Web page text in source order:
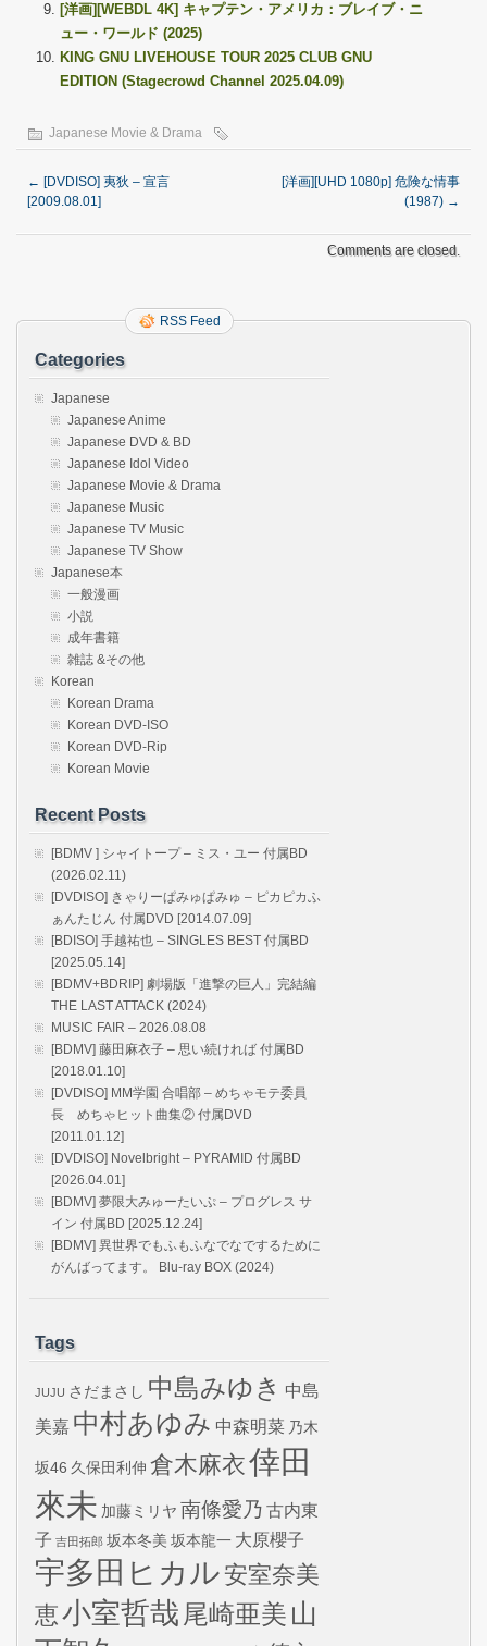
[洋画][WEBDL 4K] キャプテン・アメリカ：ブレイブ・ニ
ュー・ワールド (2025)
KING GNU LIVEHOUSE TOUR 2025 CLUB GNU
EDITION (Stagecrowd Channel 2025.04.09)
Japanese Movie & Drama
← [DVDISO] 夷狄 – 宣言
[2009.08.01]
[洋画][UHD 1080p] 危険な情事
(1987) →
Comments are closed.
RSS Feed
Categories
Japanese
Japanese Anime
Japanese DVD & BD
Japanese Idol Video
Japanese Movie & Drama
Japanese Music
Japanese TV Music
Japanese TV Show
Japanese本
一般漫画
小説
成年書籍
雑誌 &その他
Korean
Korean Drama
Korean DVD-ISO
Korean DVD-Rip
Korean Movie
Recent Posts
[BDMV ] シャイトープ – ミス・ユー 付属BD
(2026.02.11)
[DVDISO] きゃりーぱみゅぱみゅ – ピカピカふ
ぁんたじん 付属DVD [2014.07.09]
[BDISO] 手越祐也 – SINGLES BEST 付属BD
[2025.05.14]
[BDMV+BDRIP] 劇場版「進撃の巨人」完結編
THE LAST ATTACK (2024)
MUSIC FAIR – 2026.08.08
[BDMV] 藤田麻衣子 – 思い続ければ 付属BD
[2018.01.10]
[DVDISO] MM学園 合唱部 – めちゃモテ委員
長 めちゃヒット曲集② 付属DVD
[2011.01.12]
[DVDISO] Novelbright – PYRAMID 付属BD
[2026.04.01]
[BDMV] 夢限大みゅーたいぷ – プログレス サ
イン 付属BD [2025.12.24]
[BDMV] 異世界でもふもふなでなでするために
がんばってます。 Blu-ray BOX (2024)
Tags
JUJU さだまさし 中島みゆき 中島
美嘉 中村あゆみ 中森明菜 乃木
坂46 久保田利伸 倉木麻衣倖田
來未 加藤ミリヤ 南條愛乃 古内東
子 吉田拓郎 坂本冬美 坂本龍一 大原櫻子
宇多田ヒカル安室奈美
恵小室哲哉 尾崎亜美 山